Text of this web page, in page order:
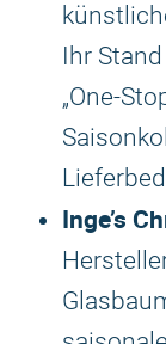
Ihr
„One-
Inge’s